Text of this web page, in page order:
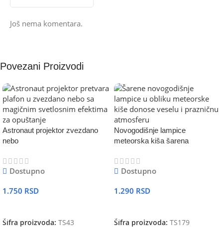
Još nema komentara.
Povezani Proizvodi
Astronaut projektor zvezdano
nebo
Dostupno
1.750 RSD
Šifra proizvoda: TS43
Novogodišnje lampice
meteorska kiša šarena
Dostupno
1.290 RSD
Šifra proizvoda: TS179